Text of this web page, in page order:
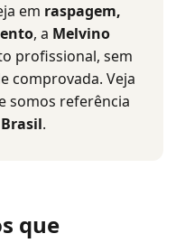
em raspagem,
, a Melvino
profissional, sem
comprovada. Veja
somos referência
.
que